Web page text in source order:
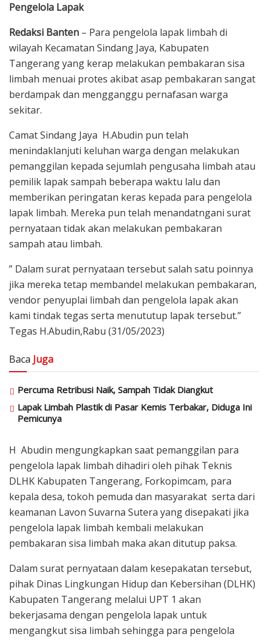
Pengelola Lapak
Redaksi Banten – Para pengelola lapak limbah di
wilayah Kecamatan Sindang Jaya, Kabupaten
Tangerang yang kerap melakukan pembakaran sisa
limbah menuai protes akibat asap pembakaran sangat
berdampak dan mengganggu pernafasan warga
sekitar.
Camat Sindang Jaya H.Abudin pun telah
menindaklanjuti keluhan warga dengan melakukan
pemanggilan kepada sejumlah pengusaha limbah atau
pemilik lapak sampah beberapa waktu lalu dan
memberikan peringatan keras kepada para pengelola
lapak limbah. Mereka pun telah menandatngani surat
pernyataan tidak akan melakukan pembakaran
sampah atau limbah.
” Dalam surat pernyataan tersebut salah satu poinnya
jika mereka tetap membandel melakukan pembakaran,
vendor penyuplai limbah dan pengelola lapak akan
kami tindak tegas serta menututup lapak tersebut.”
Tegas H.Abudin,Rabu (31/05/2023)
Baca Juga
Percuma Retribusi Naik, Sampah Tidak Diangkut
Lapak Limbah Plastik di Pasar Kemis Terbakar, Diduga Ini
Pemicunya
H Abudin mengungkapkan saat pemanggilan para
pengelola lapak limbah dihadiri oleh pihak Teknis
DLHK Kabupaten Tangerang, Forkopimcam, para
kepala desa, tokoh pemuda dan masyarakat serta dari
keamanan Lavon Suvarna Sutera yang disepakati jika
pengelola lapak limbah kembali melakukan
pembakaran sisa limbah maka akan ditutup paksa.
Dalam surat pernyataan dalam kesepakatan tersebut,
pihak Dinas Lingkungan Hidup dan Kebersihan (DLHK)
Kabupaten Tangerang melalui UPT 1 akan
bekerjasama dengan pengelola lapak untuk
mengangkut sisa limbah sehingga para pengelola